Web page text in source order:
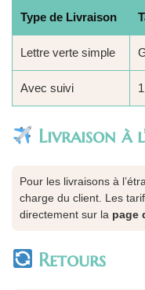
Type de Livraison
Lettre verte simple
Avec suivi
Livraison à
Pour les livraisons à
charge du client. Les
directement sur la page
Retours